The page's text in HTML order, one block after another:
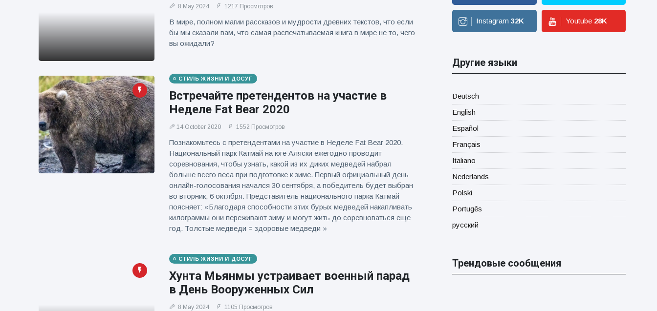
8 May 2024 1217 Просмотров
В мире, полном магии рассказов и мудрости древних текстов, что если
бы мы сказали вам, что самая распечатываемая книга в мире не то, чего
вы ожидали?
СТИЛЬ ЖИЗНИ И ДОСУГ
Встречайте претендентов на участие в
Неделе Fat Bear 2020
14 October 2020 1552 Просмотров
Познакомьтесь с претендентами на участие в Неделе Fat Bear 2020.
Национальный парк Катмай на юге Аляски ежегодно проводит
соревнования, чтобы узнать, какой из их диких медведей набрал
больше всего веса при подготовке к зиме. Первый официальный день
онлайн-голосования начался 30 сентября, а победитель будет выбран
во вторник, 6 октября. Представитель национального парка Катмай
поясняет: «Благодаря способности этих бурых медведей накапливать
килограммы они переживают зиму и могут жить до соревноваться еще
год. Толстые медведи = здоровые медведи »
СТИЛЬ ЖИЗНИ И ДОСУГ
Хунта Мьянмы устраивает военный парад
в День Вооруженных Сил
8 May 2024 1105 Просмотров
Instagram 32K Youtube 28K
Другие языки
Deutsch
English
Español
Français
Italiano
Nederlands
Polski
Portugês
русский
Трендовые сообщения